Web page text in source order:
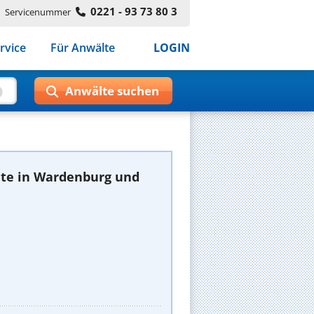
Servicenummer 0221 - 93 73 80 3
Für Anwälte LOGIN
in Wardenburg und